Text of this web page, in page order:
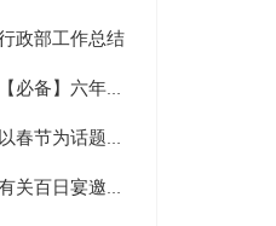
政部工作总结
【必备】六年级上册教学计划3篇
以春节为话题的作文
关百日宴邀请函三篇